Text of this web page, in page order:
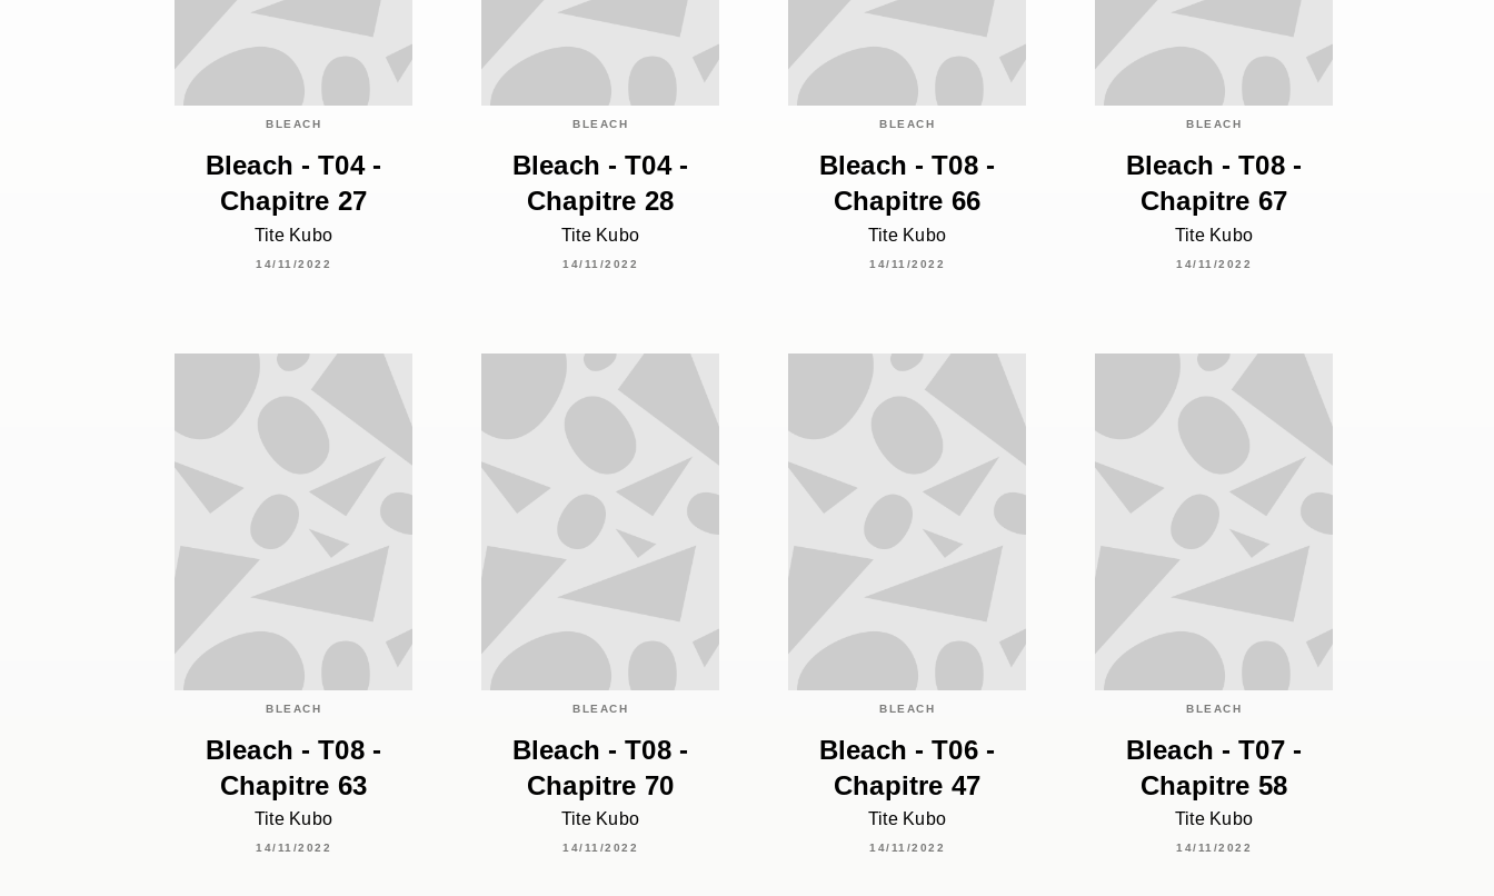
BLEACH
Bleach - T04 -
Chapitre 27
Tite Kubo
14/11/2022
BLEACH
Bleach - T04 -
Chapitre 28
Tite Kubo
14/11/2022
BLEACH
Bleach - T08 -
Chapitre 66
Tite Kubo
14/11/2022
BLEACH
Bleach - T08 -
Chapitre 67
Tite Kubo
14/11/2022
BLEACH
Bleach - T08 -
Chapitre 63
Tite Kubo
14/11/2022
BLEACH
Bleach - T08 -
Chapitre 70
Tite Kubo
14/11/2022
BLEACH
Bleach - T06 -
Chapitre 47
Tite Kubo
14/11/2022
BLEACH
Bleach - T07 -
Chapitre 58
Tite Kubo
14/11/2022